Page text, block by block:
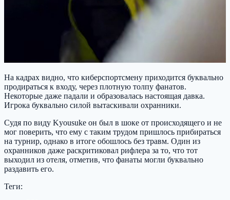
На кадрах видно, что киберспортсмену приходится буквально
продираться к входу, через плотную толпу фанатов.
Некоторые даже падали и образовалась настоящая давка.
Игрока буквально силой вытаскивали охранники.
Судя по виду Kyousuke он был в шоке от происходящего и не
мог поверить, что ему с таким трудом пришлось прибираться
на турнир, однако в итоге обошлось без травм. Один из
охранников даже раскритиковал рифлера за то, что тот
выходил из отеля, отметив, что фанаты могли буквально
раздавить его.
Теги: